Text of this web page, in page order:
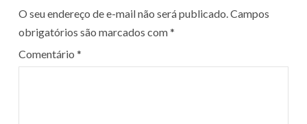
O seu endereço de e-mail não será publicado. Campos
obrigatórios são marcados com*
Comentário *